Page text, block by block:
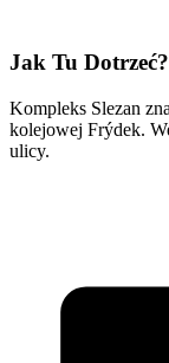
Jak Tu Dotrzeć?
Kompleks Slezan
kolejowej Frýdek.
ulicy.